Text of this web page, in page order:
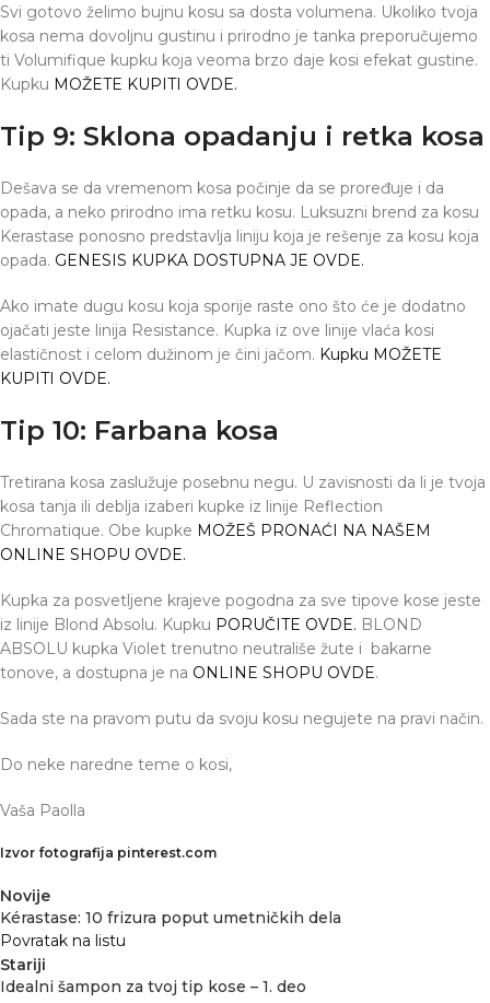
Svi gotovo želimo bujnu kosu sa dosta volumena. Ukoliko tvoja
kosa nema dovoljnu gustinu i prirodno je tanka preporučujemo
ti Volumifique kupku koja veoma brzo daje kosi efekat gustine.
Kupku MOŽETE KUPITI OVDE.
Tip 9: Sklona opadanju i retka kosa
Dešava se da vremenom kosa počinje da se proređuje i da
opada, a neko prirodno ima retku kosu. Luksuzni brend za kosu
Kerastase ponosno predstavlja liniju koja je rešenje za kosu koja
opada. GENESIS KUPKA DOSTUPNA JE OVDE.
Ako imate dugu kosu koja sporije raste ono što će je dodatno
ojačati jeste linija Resistance. Kupka iz ove linije vlaća kosi
elastičnost i celom dužinom je čini jačom. Kupku MOŽETE
KUPITI OVDE.
Tip 10: Farbana kosa
Tretirana kosa zaslužuje posebnu negu. U zavisnosti da li je tvoja
kosa tanja ili deblja izaberi kupke iz linije Reflection
Chromatique. Obe kupke MOŽEŠ PRONAĆI NA NAŠEM
ONLINE SHOPU OVDE.
Kupka za posvetljene krajeve pogodna za sve tipove kose jeste
iz linije Blond Absolu. Kupku PORUČITE OVDE. BLOND
ABSOLU kupka Violet trenutno neutrališe žute i bakarne
tonove, a dostupna je na ONLINE SHOPU OVDE.
Sada ste na pravom putu da svoju kosu negujete na pravi način.
Do neke naredne teme o kosi,
Vaša Paolla
Izvor fotografija pinterest.com
Novije
Kérastase: 10 frizura poput umetničkih dela
Povratak na listu
Stariji
Idealni šampon za tvoj tip kose – 1. deo